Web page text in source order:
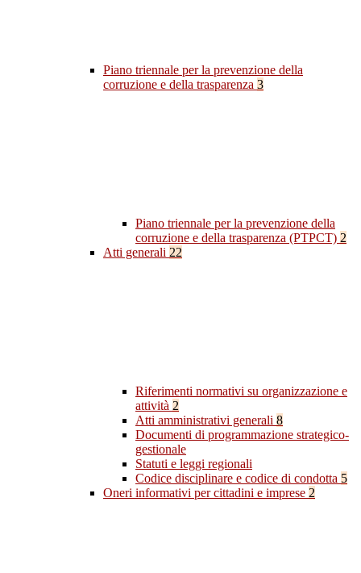
Piano triennale per la prevenzione della
corruzione e della trasparenza 3
Piano triennale per la prevenzione della
corruzione e della trasparenza (PTPCT) 2
Atti generali 22
Riferimenti normativi su organizzazione e
attività 2
Atti amministrativi generali 8
Documenti di programmazione strategico-
gestionale
Statuti e leggi regionali
Codice disciplinare e codice di condotta 5
Oneri informativi per cittadini e imprese 2